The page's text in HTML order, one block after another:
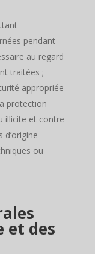
pendant
au regard
traitées ;
appropriée
protection
illicite et contre
ou
et des